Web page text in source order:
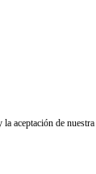
aceptación de nuestra